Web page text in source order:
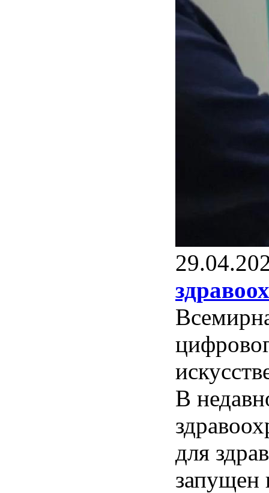
В
для
запущен